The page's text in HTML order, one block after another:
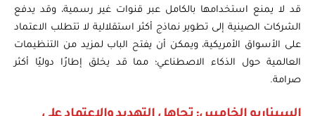
قد لا يمنع استخدامها بالكامل عبر قنوات غير رسمية، وقد يدفع
الشركات الصينية إلى تطوير نماذج أكثر استقلالية لا تتطلب الاعتماد
على الأسواق الأمريكية، ويمكن أن يفتح الباب لمزيد من التنظيمات
العالمية حول الذكاء الاصطناعي؛ مما قد يخلق إطارًا دوليًا أكثر
صرامة.